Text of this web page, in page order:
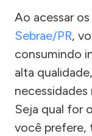
Ao acessar
Sebrae/PR,
consumindo
alta
necessidades
Seja qual for
você prefere,